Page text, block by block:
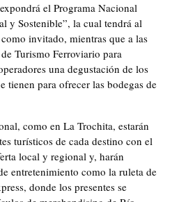
el Programa Nacional
y Sostenible”, la cual tendrá al
invitado, mientras que a las
Turismo Ferroviario para
una degustación de los
tienen para ofrecer las bodegas de
como en La Trochita, estarán
turísticos de cada destino con el
local y regional y, harán
entretenimiento como la ruleta de
donde los presentes se